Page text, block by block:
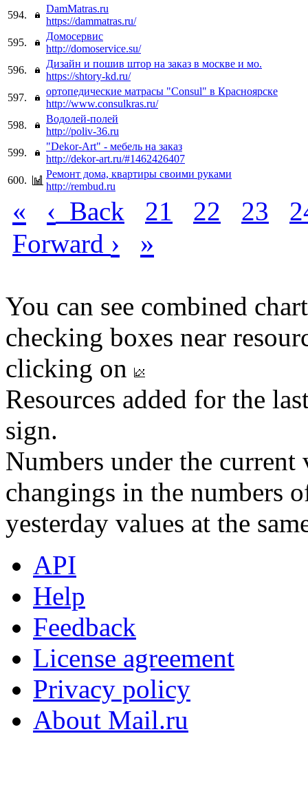
594.
DamMatras.ru
https://dammatras.ru/
595.
Домосервис
http://domoservice.su/
596.
Дизайн и пошив штор на заказ в москве и мо.
https://shtory-kd.ru/
597.
ортопедические матрасы "Consul" в Красноярске
http://www.consulkras.ru/
598.
Водолей-полей
http://poliv-36.ru
599.
"Dekor-Art" - мебель на заказ
http://dekor-art.ru/#1462426407
600.
Ремонт дома, квартиры своими руками
http://rembud.ru
« ‹ Back 21 22 23
Forward › »
You can see combined
checking boxes near
clicking on
Resources added for the
sign.
Numbers under the
changings in the numbers
yesterday values at the
API
Help
Feedback
License agreement
Privacy policy
About Mail.ru